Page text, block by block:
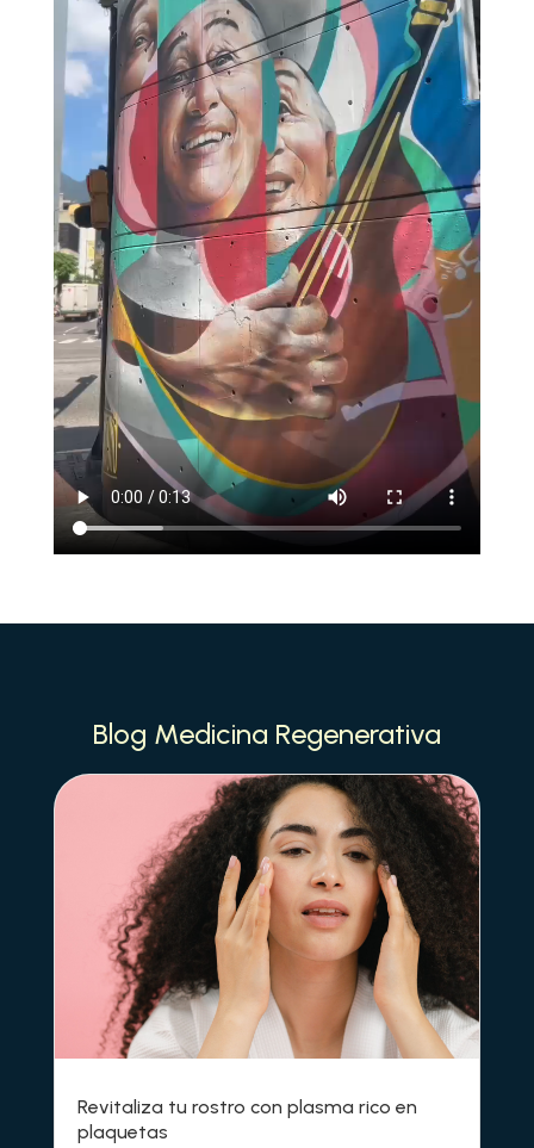
Blog Medicina Regenerativa
Revitaliza tu rostro con plasma rico en
plaquetas